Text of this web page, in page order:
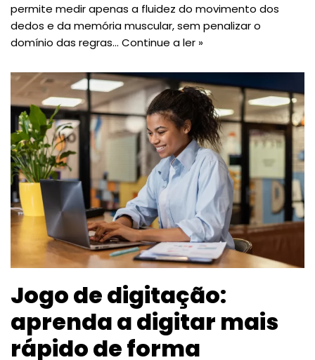
permite medir apenas a fluidez do movimento dos
dedos e da memória muscular, sem penalizar o
domínio das regras… Continue a ler »
Jogo de digitação:
aprenda a digitar mais
rápido de forma